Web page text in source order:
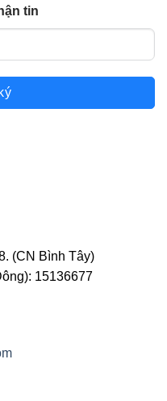
tin
(CN Bình Tây)
15136677